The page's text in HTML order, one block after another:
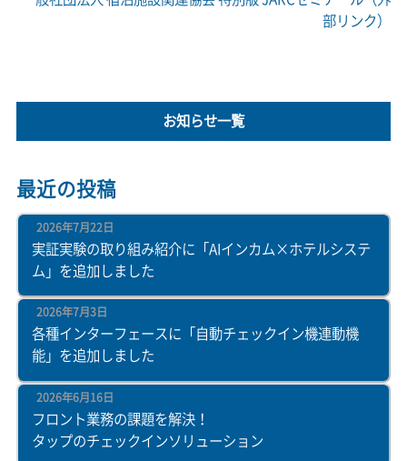
部リンク）
お知らせ一覧
最近の投稿
実証実験の取り組み紹介に「AIインカム×ホテルシステ
ム」を追加しました
2026年7月22日
各種インターフェースに「自動チェックイン機連動機
能」を追加しました
2026年7月3日
フロント業務の課題を解決！
タップのチェックインソリューション
2026年6月16日